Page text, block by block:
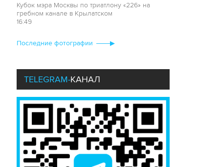
ГОРЯЧО-ХОЛОДНО
29 июля 2026 года
Кубок мэра Москвы по триатлону «226» на
гребном канале в Крылатском
Последние фотографии
TELEGRAM-КАНАЛ